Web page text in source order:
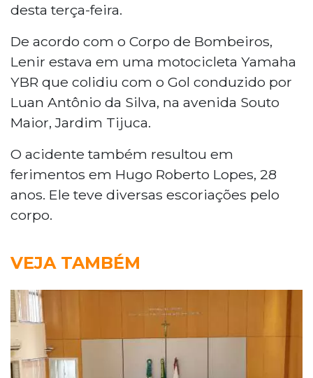
desta terça-feira.
De acordo com o Corpo de Bombeiros,
Lenir estava em uma motocicleta Yamaha
YBR que colidiu com o Gol conduzido por
Luan Antônio da Silva, na avenida Souto
Maior, Jardim Tijuca.
O acidente também resultou em
ferimentos em Hugo Roberto Lopes, 28
anos. Ele teve diversas escoriações pelo
corpo.
VEJA TAMBÉM